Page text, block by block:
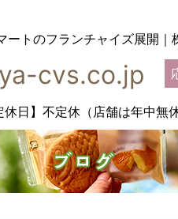
トのフランチャイズ展開｜
cvs.co.jp
日】不定休（店舗は年中無